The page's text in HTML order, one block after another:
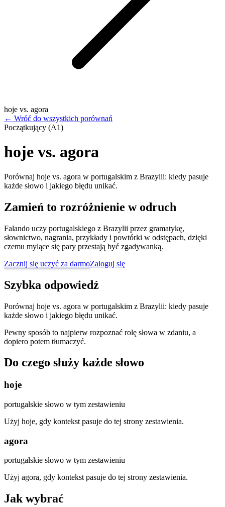
hoje vs. agora
← Wróć do wszystkich porównań
Początkujący (A1)
hoje vs. agora
Porównaj hoje vs. agora w portugalskim z Brazylii: kiedy pasuje
każde słowo i jakiego błędu unikać.
Zamień to rozróżnienie w odruch
Falando uczy portugalskiego z Brazylii przez gramatykę,
słownictwo, nagrania, przykłady i powtórki w odstępach, dzięki
czemu mylące się pary przestają być zgadywanką.
Zacznij się uczyć za darmoZaloguj się
Szybka odpowiedź
Porównaj hoje vs. agora w portugalskim z Brazylii: kiedy pasuje
każde słowo i jakiego błędu unikać.
Pewny sposób to najpierw rozpoznać rolę słowa w zdaniu, a
dopiero potem tłumaczyć.
Do czego służy każde słowo
hoje
portugalskie słowo w tym zestawieniu
Użyj hoje, gdy kontekst pasuje do tej strony zestawienia.
agora
portugalskie słowo w tym zestawieniu
Użyj agora, gdy kontekst pasuje do tej strony zestawienia.
Jak wybrać